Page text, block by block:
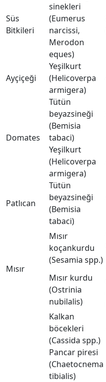
Süs
Bitkileri
sinekleri
(Eumerus
narcissi,
Merodon
eques)
Ayçiçeği
Yeşilkurt
(Helicoverpa
armigera)
Domates
Tütün
beyazsineği
(Bemisia
tabaci)
Yeşilkurt
(Helicoverpa
armigera)
Patlıcan
Tütün
beyazsineği
(Bemisia
tabaci)
Mısır
Mısır
koçankurdu
(Sesamia spp.)
Mısır kurdu
(Ostrinia
nubilalis)
Kalkan
böcekleri
(Cassida spp.)
Pancar piresi
(Chaetocnema
tibialis)